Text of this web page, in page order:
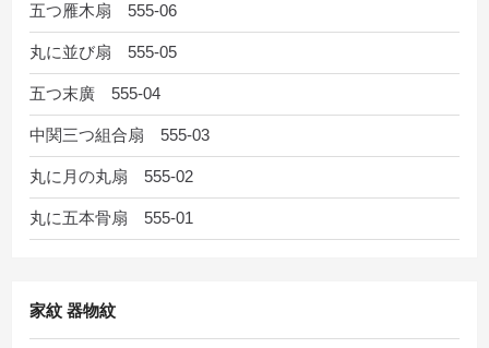
五つ雁木扇 555-06
丸に並び扇 555-05
五つ末廣 555-04
中関三つ組合扇 555-03
丸に月の丸扇 555-02
丸に五本骨扇 555-01
家紋 器物紋